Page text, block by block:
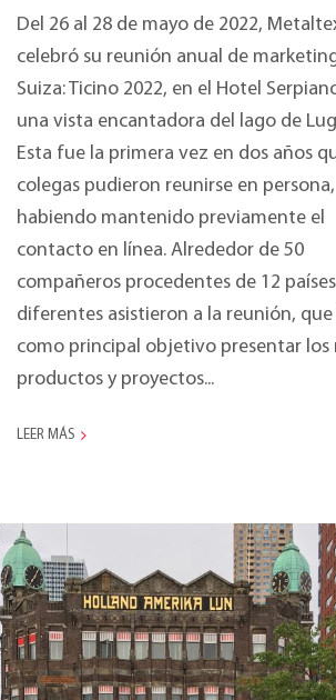
Del 26 al 28 de mayo de 2022,
celebró su reunión anual de
Suiza: Ticino 2022, en el Hotel
una vista encantadora del lago de
Esta fue la primera vez en dos años
colegas pudieron reunirse en persona,
habiendo mantenido previamente el
contacto en línea. Alrededor de 50
compañeros procedentes de 12 países
diferentes asistieron a la reunión,
como principal objetivo presentar los
productos y proyectos...
LEER MÁS